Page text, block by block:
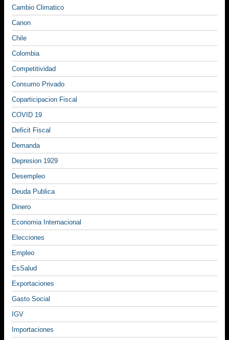
Cambio Climatico
Canon
Chile
Colombia
Competitividad
Consumo Privado
Coparticipacion Fiscal
COVID 19
Deficit Fiscal
Demanda
Depresion 1929
Desempleo
Deuda Publica
Dinero
Economia Internacional
Elecciones
Empleo
EsSalud
Exportaciones
Gasto Social
IGV
Importaciones